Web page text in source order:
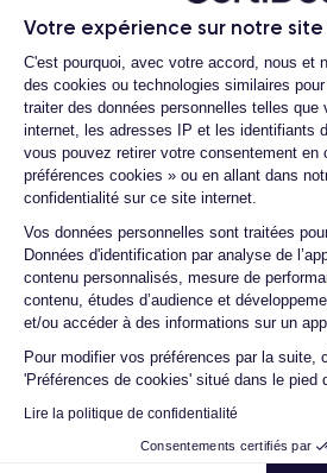
Votre expérience sur notre
Plateforme de
C'est pourquoi, avec votre accord, nous et
des cookies ou technologies similaires
traiter des données personnelles telles
internet, les adresses IP et les identifiants
vous pouvez retirer votre consentement en
préférences cookies » ou en allant dans
confidentialité sur ce site internet.
Vos données personnelles sont traitées
Données d'identification par analyse de
contenu personnalisés, mesure de
contenu, études d’audience et
et/ou accéder à des informations sur un
Pour modifier vos préférences par la suite,
'Préférences de cookies' situé dans le pied
Lire la politique de confidentialité
Consentements certifiés par
Axeptio consent
vérification, test et validation. Nos
premiers à intervenir techniquement
reconditionnons nous-mêmes en
intermédiaire. C’est l’assurance pour
téléphone en toute confiance,
accompagné d’une garantie de 30
vente en contact continu avec nos
Parcours d'un